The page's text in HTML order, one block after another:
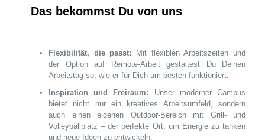
Das bekommst Du von uns
Flexibilität, die passt: Mit flexiblen Arbeitszeiten und
der Option auf Remote-Arbeit gestaltest Du Deinen
Arbeitstag so, wie er für Dich am besten funktioniert.
Inspiration und Freiraum: Unser moderner Campus
bietet nicht nur ein kreatives Arbeitsumfeld, sondern
auch einen eigenen Outdoor-Bereich mit Grill- und
Volleyballplatz – der perfekte Ort, um Energie zu tanken
und neue Ideen zu entwickeln.